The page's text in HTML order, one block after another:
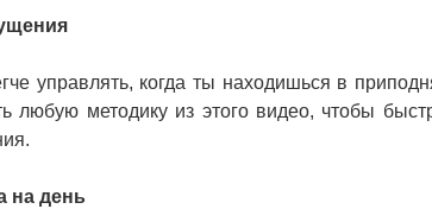
управлять, когда ты находишься в
любую методику из этого видео, чтобы
на день